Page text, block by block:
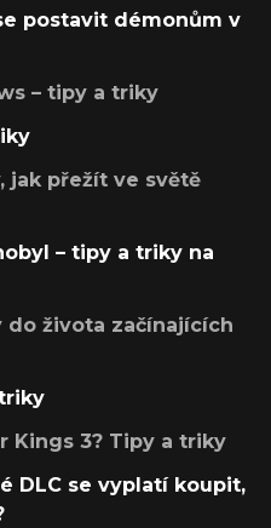
postavit démonům v
– tipy a triky
jak přežít ve světě
– tipy a triky na
do života začínajících
Kings 3? Tipy a triky
DLC se vyplatí koupit,